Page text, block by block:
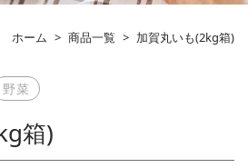
ホーム > 商品一覧 > 加賀丸いも(2kg箱)
野菜
箱)